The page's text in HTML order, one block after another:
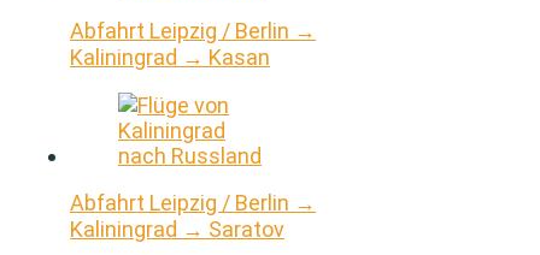
Abfahrt Leipzig / Berlin →
Kaliningrad → Kasan
Abfahrt Leipzig / Berlin →
Kaliningrad → Saratov